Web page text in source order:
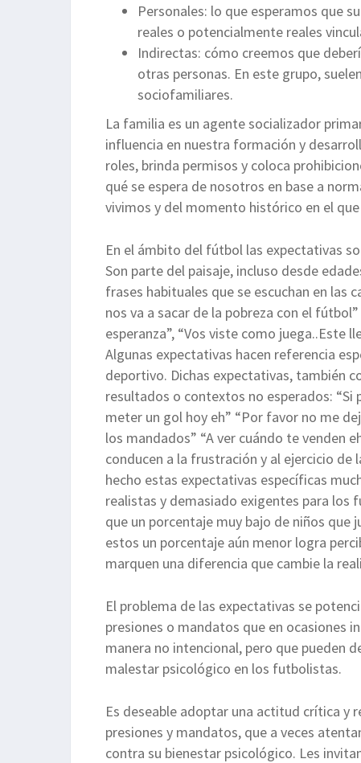
Personales: lo que esperamos que
reales o potencialmente reales
Indirectas: cómo creemos que
otras personas. En este grupo,
sociofamiliares.
La familia es un agente socializador
influencia en nuestra formación y
roles, brinda permisos y coloca
qué se espera de nosotros en base a
vivimos y del momento histórico en el
En el ámbito del fútbol las expectativas
Son parte del paisaje, incluso desde
frases habituales que se escuchan en las
nos va a sacar de la pobreza con el
esperanza”, “Vos viste como juega..Este
Algunas expectativas hacen referencia
deportivo. Dichas expectativas, también
resultados o contextos no esperados:
meter un gol hoy eh” “Por favor no me
los mandados” “A ver cuándo te venden
conducen a la frustración y al ejercicio
hecho estas expectativas específicas
realistas y demasiado exigentes para los
que un porcentaje muy bajo de niños
estos un porcentaje aún menor logra
marquen una diferencia que cambie la
El problema de las expectativas se
presiones o mandatos que en ocasiones
manera no intencional, pero que pueden
malestar psicológico en los futbolistas.
Es deseable adoptar una actitud crítica
presiones y mandatos, que a veces
contra su bienestar psicológico. Les